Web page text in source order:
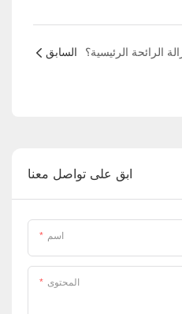
السابق
ابق على تواصل معنا
اسم
المحتوى